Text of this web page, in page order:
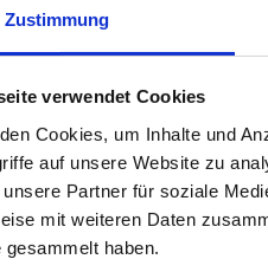
Zustimmung
verwendet Cookies
Cookies, um Inhalte und
auf unsere Website zu
Partner für soziale
mit weiteren Daten
gesammelt haben.
1,2 m mit